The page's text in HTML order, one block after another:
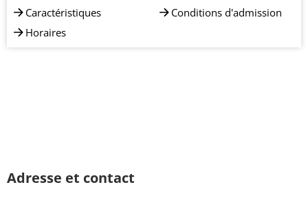
Caractéristiques
Horaires
Conditions d'admission
Adresse et contact